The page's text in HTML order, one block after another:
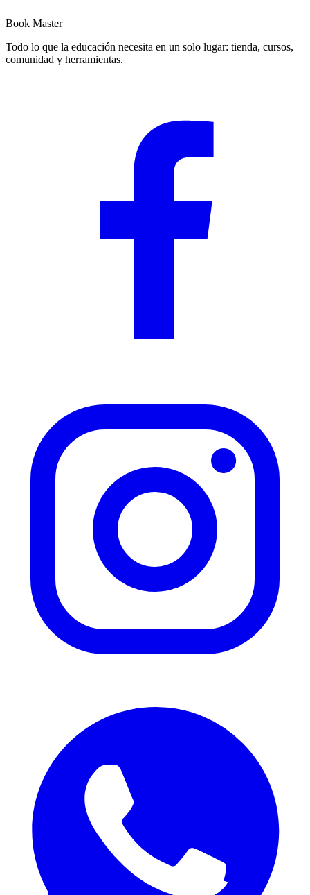
Book Master
Todo lo que la educación necesita en un solo lugar: tienda, cursos,
comunidad y herramientas.